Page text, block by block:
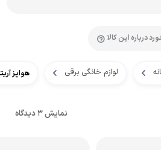
درباره این کالا
لوازم خانگی برقی هواپز
نمایش 3 دیدگاه